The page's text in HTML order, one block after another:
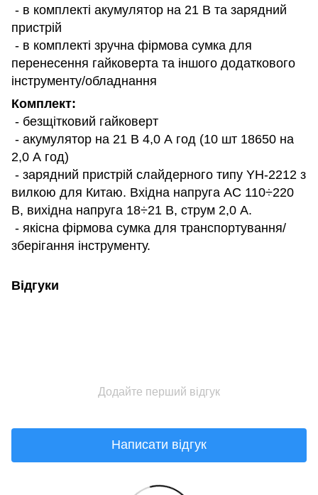
- в комплекті акумулятор на 21 В та зарядний
пристрій
- в комплекті зручна фірмова сумка для
перенесення гайковерта та іншого додаткового
інструменту/обладнання
Комплект:
- безщітковий гайковерт
- акумулятор на 21 В 4,0 А год (10 шт 18650 на
2,0 А год)
- зарядний пристрій слайдерного типу YH-2212 з
вилкою для Китаю. Вхідна напруга АС 110÷220
В, вихідна напруга 18÷21 В, струм 2,0 А.
- якісна фірмова сумка для транспортування/
зберігання інструменту.
Відгуки
Додайте перший відгук
Написати відгук